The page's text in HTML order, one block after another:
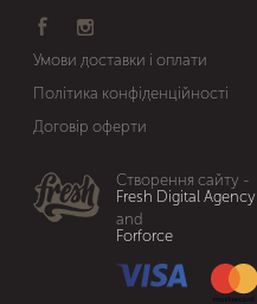
Умови доставки і оплати
Політика конфіденційності
Договір оферти
Створення сайту -
Fresh Digital Agency
and
Forforce